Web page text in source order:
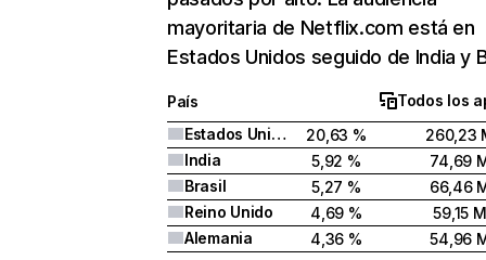
mayoritaria de Netflix.com está en
Estados Unidos seguido de India y
País
Todos los
Estados Unidos
20,63 %
260,23
India
5,92 %
74,69
Brasil
5,27 %
66,46
Reino Unido
4,69 %
59,15 M
Alemania
4,36 % 54,96